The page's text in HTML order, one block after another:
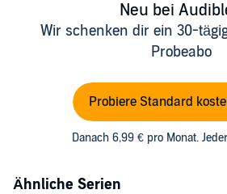
Neu bei
Wir schenken dir ein 30-
Probeabo
Probiere Standard
Danach 6,99 € pro Monat.
Ähnliche Serien